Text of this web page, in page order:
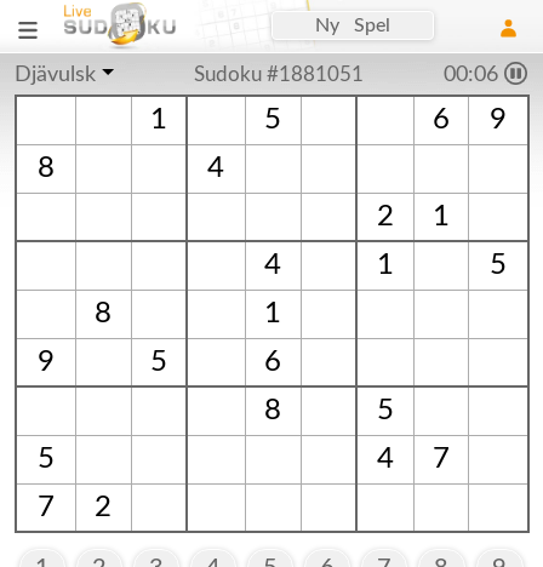
Ny Spel
Djävulsk Sudoku #1881051 00:06
1 5 6
9
8
4
2
1
4
1
5
8
1
9
5
6
8
5
5
4
7
7
2